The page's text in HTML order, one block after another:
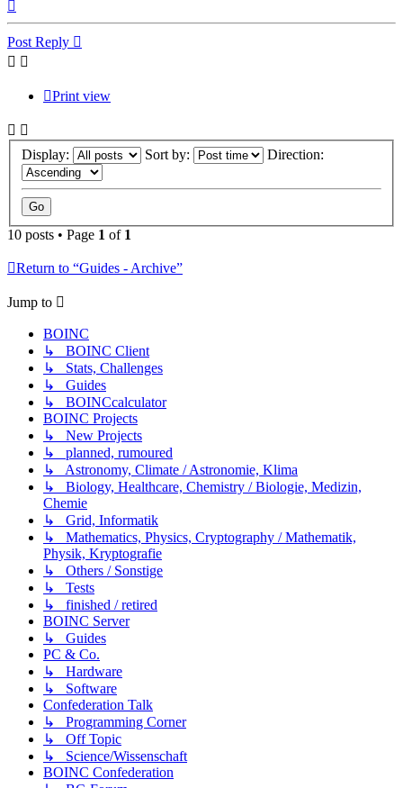
Post Reply
Print view
Display: Sort by: Direction:
10 posts • Page 1 of 1
Return to “Guides - Archive”
Jump to
BOINC
↳ BOINC Client
↳ Stats, Challenges
↳ Guides
↳ BOINCcalculator
BOINC Projects
↳ New Projects
↳ planned, rumoured
↳ Astronomy, Climate / Astronomie, Klima
↳ Biology, Healthcare, Chemistry / Biologie, Medizin,
Chemie
↳ Grid, Informatik
↳ Mathematics, Physics, Cryptography / Mathematik,
Physik, Kryptografie
↳ Others / Sonstige
↳ Tests
↳ finished / retired
BOINC Server
↳ Guides
PC & Co.
↳ Hardware
↳ Software
Confederation Talk
↳ Programming Corner
↳ Off Topic
↳ Science/Wissenschaft
BOINC Confederation